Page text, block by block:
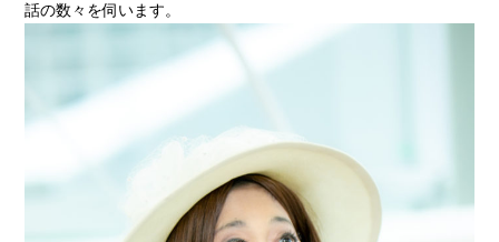
話の数々を伺います。